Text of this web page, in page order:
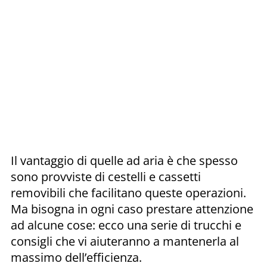
Il vantaggio di quelle ad aria è che spesso
sono provviste di cestelli e cassetti
removibili che facilitano queste operazioni.
Ma bisogna in ogni caso prestare attenzione
ad alcune cose: ecco una serie di trucchi e
consigli che vi aiuteranno a mantenerla al
massimo dell’efficienza.